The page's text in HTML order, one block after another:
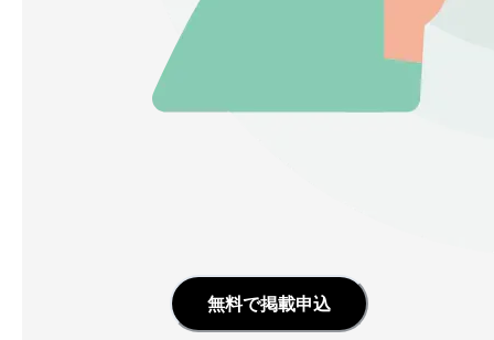
無料で掲載申込